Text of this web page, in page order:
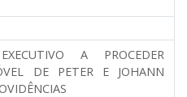
A PROCEDER
DE PETER E JOHANN